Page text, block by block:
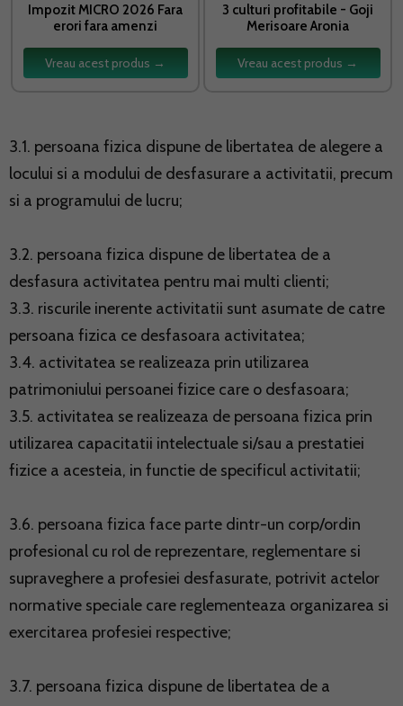
Impozit MICRO 2026 Fara
erori fara amenzi
Vreau acest produs →
3 culturi profitabile - Goji
Merisoare Aronia
Vreau acest produs →
3.1. persoana fizica dispune de libertatea de alegere a
locului si a modului de desfasurare a activitatii, precum
si a programului de lucru;
3.2. persoana fizica dispune de libertatea de a
desfasura activitatea pentru mai multi clienti;
3.3. riscurile inerente activitatii sunt asumate de catre
persoana fizica ce desfasoara activitatea;
3.4. activitatea se realizeaza prin utilizarea
patrimoniului persoanei fizice care o desfasoara;
3.5. activitatea se realizeaza de persoana fizica prin
utilizarea capacitatii intelectuale si/sau a prestatiei
fizice a acesteia, in functie de specificul activitatii;
3.6. persoana fizica face parte dintr-un corp/ordin
profesional cu rol de reprezentare, reglementare si
supraveghere a profesiei desfasurate, potrivit actelor
normative speciale care reglementeaza organizarea si
exercitarea profesiei respective;
3.7. persoana fizica dispune de libertatea de a